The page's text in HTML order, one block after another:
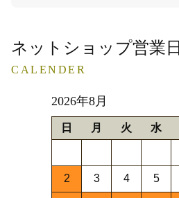
ネットショップ営業日
CALENDER
2026年8月
日 月 火 水
2 3 4 5